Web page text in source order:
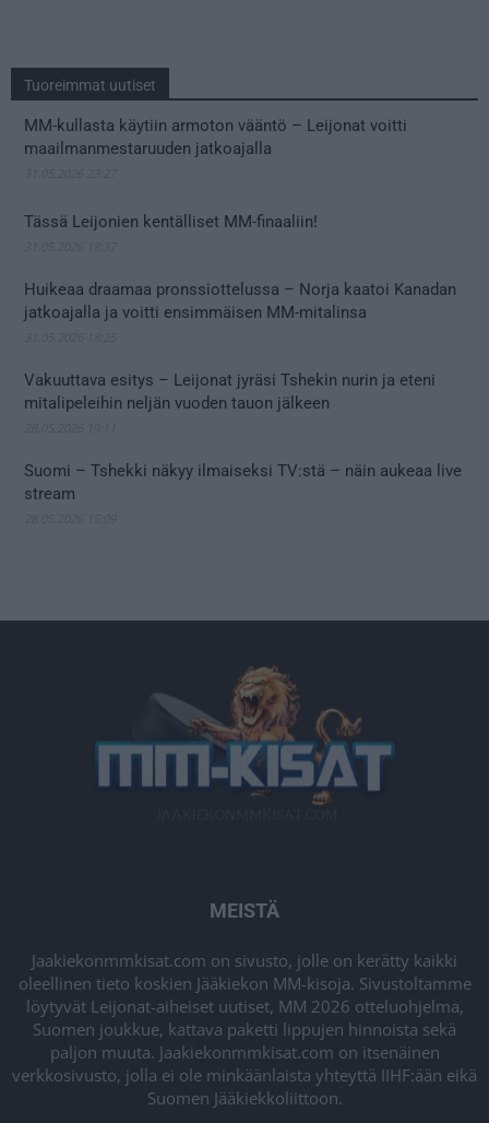
Tuoreimmat uutiset
MM-kullasta käytiin armoton vääntö – Leijonat voitti
maailmanmestaruuden jatkoajalla
Tässä Leijonien kentälliset MM-finaaliin!
Huikeaa draamaa pronssiottelussa – Norja kaatoi Kanadan
jatkoajalla ja voitti ensimmäisen MM-mitalinsa
Vakuuttava esitys – Leijonat jyräsi Tshekin nurin ja eteni
mitalipeleihin neljän vuoden tauon jälkeen
Suomi – Tshekki näkyy ilmaiseksi TV:stä – näin aukeaa live
stream
MEISTÄ
Jaakiekonmmkisat.com on sivusto, jolle on kerätty kaikki
oleellinen tieto koskien Jääkiekon MM-kisoja. Sivustoltamme
löytyvät Leijonat-aiheiset uutiset, MM 2026 otteluohjelma,
Suomen joukkue, kattava paketti lippujen hinnoista sekä
paljon muuta. Jaakiekonmmkisat.com on itsenäinen
verkkosivusto, jolla ei ole minkäänlaista yhteyttä IIHF:ään eikä
Suomen Jääkiekkoliittoon.